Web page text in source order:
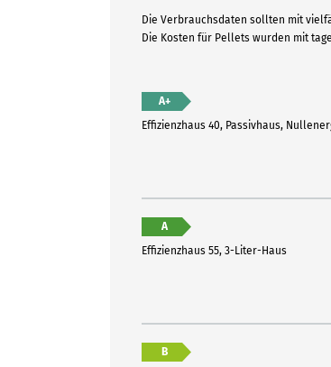
Die Verbrauchsdaten sollten mit
Die Kosten für Pellets wurden mit
A+
Effizienzhaus 40, Passivhaus,
A
Effizienzhaus 55, 3-Liter-Haus
B